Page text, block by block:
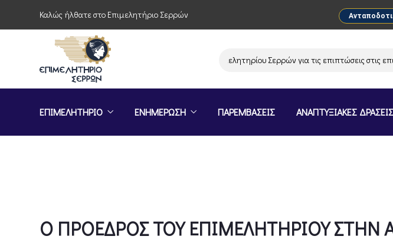
Καλώς ήλθατε στο Επιμελητήριο Σερρών
Παρέμβαση του Επιμελητηρίου Σερρών για τις επιπτώσεις στις
ΕΠΙΜΕΛΗΤΗΡΙΟ ΕΝΗΜΕΡΩΣΗ ΠΑΡΕΜΒΑΣΕΙΣ ΑΝΑΠΤΥΞΙΑΚΕΣ ΔΡΑΣΕΙΣ
Ο ΠΡΟΕΔΡΟΣ ΤΟΥ ΕΠΙΜΕΛΗΤΗΡΙΟΥ ΣΤΗΝ